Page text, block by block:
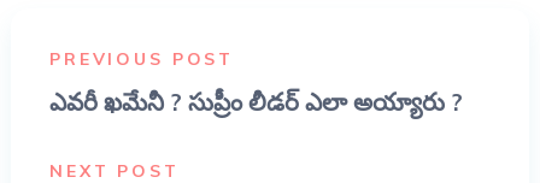
PREVIOUS POST
ఎవరీ ఖమేనీ ? సుప్రీం లీడర్ ఎలా అయ్యారు ?
NEXT POST